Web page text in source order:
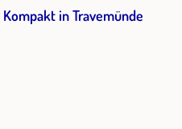
in Travemünde